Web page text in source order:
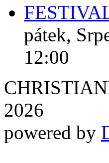
pátek,
12:00
2026
powered by